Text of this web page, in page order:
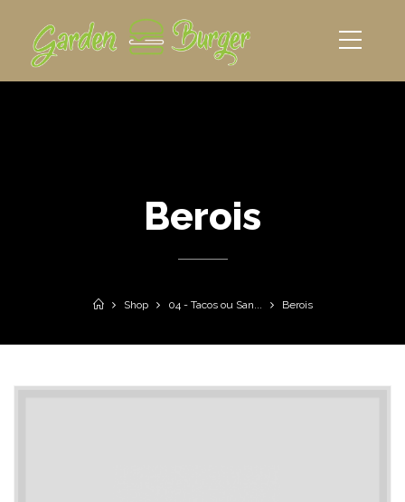
Berois
Shop 04 - Tacos ou San... Berois